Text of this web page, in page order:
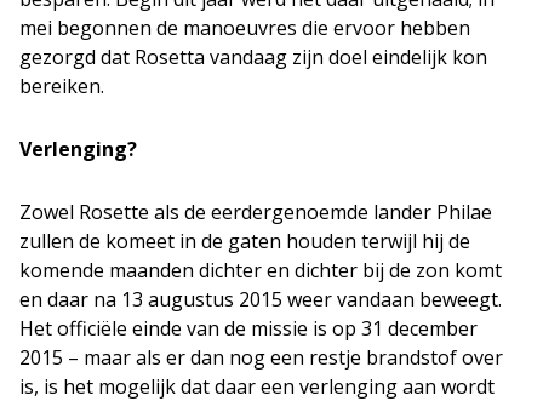
mei begonnen de manoeuvres die ervoor hebben
gezorgd dat Rosetta vandaag zijn doel eindelijk kon
bereiken.
Verlenging?
Zowel Rosette als de eerdergenoemde lander Philae
zullen de komeet in de gaten houden terwijl hij de
komende maanden dichter en dichter bij de zon komt
en daar na 13 augustus 2015 weer vandaan beweegt.
Het officiële einde van de missie is op 31 december
2015 – maar als er dan nog een restje brandstof over
is, is het mogelijk dat daar een verlenging aan wordt